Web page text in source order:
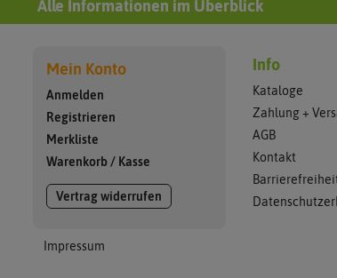
Alle Informationen im Überblick
Mein Konto
Anmelden
Registrieren
Merkliste
Warenkorb / Kasse
Vertrag widerrufen
Impressum
Info
Kataloge
Zahlung +
AGB
Kontakt